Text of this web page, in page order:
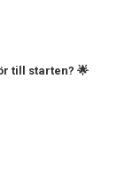
till starten? 🌟